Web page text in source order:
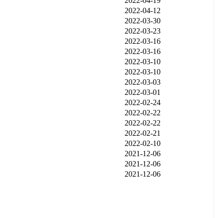
2022-04-12
2022-03-30
2022-03-23
2022-03-16
2022-03-16
2022-03-10
2022-03-10
2022-03-03
2022-03-01
2022-02-24
2022-02-22
2022-02-22
2022-02-21
2022-02-10
2021-12-06
2021-12-06
2021-12-06